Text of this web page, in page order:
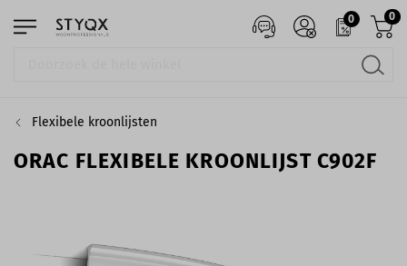
0 0
Flexibele kroonlijsten
ORAC FLEXIBELE KROONLIJST C902F